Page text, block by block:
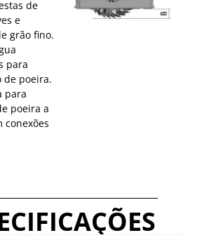
de
e
grão fino.
para
de poeira.
para
poeira a
conexões